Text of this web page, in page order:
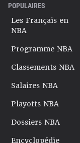
POPULAIRES
Les Français en
NBA
Programme NBA
Classements NBA
Salaires NBA
Playoffs NBA
Dossiers NBA
Encyclopédie